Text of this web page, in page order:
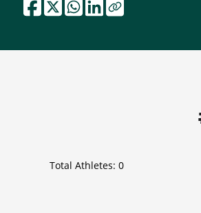
Total Athletes: 0